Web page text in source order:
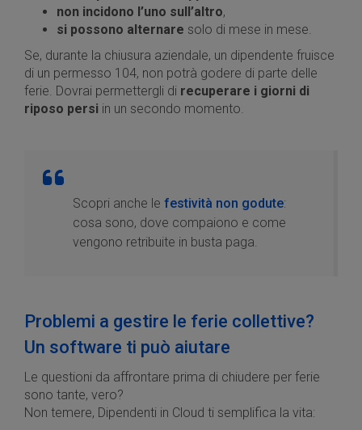
non incidono l’uno sull’altro,
si possono alternare solo di mese in mese.
Se, durante la chiusura aziendale, un dipendente fruisce
di un permesso 104, non potrà godere di parte delle
ferie. Dovrai permettergli di recuperare i giorni di
riposo persi in un secondo momento.
Scopri anche le festività non godute:
cosa sono, dove compaiono e come
vengono retribuite in busta paga.
Problemi a gestire le ferie collettive?
Un software ti può aiutare
Le questioni da affrontare prima di chiudere per ferie
sono tante, vero?
Non temere, Dipendenti in Cloud ti semplifica la vita: